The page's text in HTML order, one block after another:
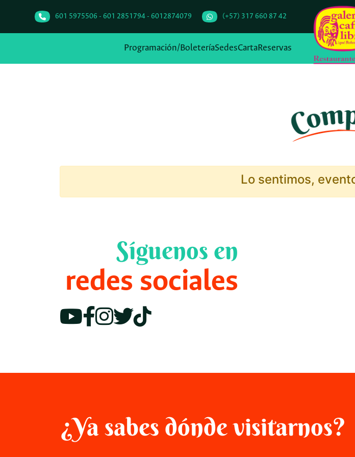
601 5975506 - 601 2851794 - 6012874079 (+57) 317 660 87 42
Programación/BoleteríaSedesCartaReservas
Lo sentimos,
Síguenos en
redes sociales
¿Ya sabes dónde visitarnos?